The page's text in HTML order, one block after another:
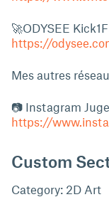
🚀ODYSEE
https://
Mes autres
📷 Instagram
https://
Custom
Category: 2D Art